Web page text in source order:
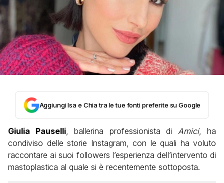
Aggiungi Isa e Chia tra le tue fonti preferite su Google
Giulia Pauselli, ballerina professionista di Amici, ha
condiviso delle storie Instagram, con le quali ha voluto
raccontare ai suoi followers l’esperienza dell’intervento di
mastoplastica al quale si è recentemente sottoposta.